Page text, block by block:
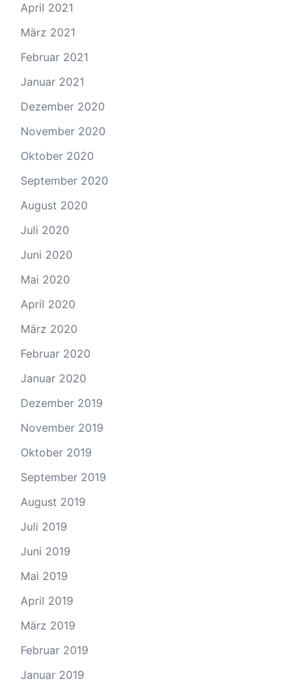
April 2021
März 2021
Februar 2021
Januar 2021
Dezember 2020
November 2020
Oktober 2020
September 2020
August 2020
Juli 2020
Juni 2020
Mai 2020
April 2020
März 2020
Februar 2020
Januar 2020
Dezember 2019
November 2019
Oktober 2019
September 2019
August 2019
Juli 2019
Juni 2019
Mai 2019
April 2019
März 2019
Februar 2019
Januar 2019